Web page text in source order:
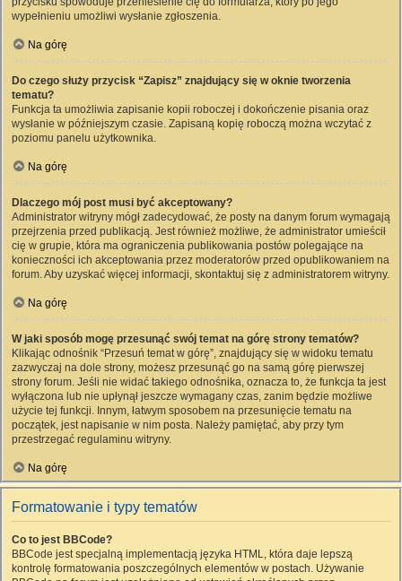
wypełnieniu umożliwi wysłanie zgłoszenia.
Na górę
Do czego służy przycisk “Zapisz” znajdujący się w oknie tworzenia
tematu?
Funkcja ta umożliwia zapisanie kopii roboczej i dokończenie pisania oraz
wysłanie w późniejszym czasie. Zapisaną kopię roboczą można wczytać z
poziomu panelu użytkownika.
Na górę
Dlaczego mój post musi być akceptowany?
Administrator witryny mógł zadecydować, że posty na danym forum wymagają
przejrzenia przed publikacją. Jest również możliwe, że administrator umieścił
cię w grupie, która ma ograniczenia publikowania postów polegające na
konieczności ich akceptowania przez moderatorów przed opublikowaniem na
forum. Aby uzyskać więcej informacji, skontaktuj się z administratorem witryny.
Na górę
W jaki sposób mogę przesunąć swój temat na górę strony tematów?
Klikając odnośnik “Przesuń temat w górę”, znajdujący się w widoku tematu
zazwyczaj na dole strony, możesz przesunąć go na samą górę pierwszej
strony forum. Jeśli nie widać takiego odnośnika, oznacza to, że funkcja ta jest
wyłączona lub nie upłynął jeszcze wymagany czas, zanim będzie możliwe
użycie tej funkcji. Innym, łatwym sposobem na przesunięcie tematu na
początek, jest napisanie w nim posta. Należy pamiętać, aby przy tym
przestrzegać regulaminu witryny.
Na górę
Formatowanie i typy tematów
Co to jest BBCode?
BBCode jest specjalną implementacją języka HTML, która daje lepszą
kontrolę formatowania poszczególnych elementów w postach. Używanie